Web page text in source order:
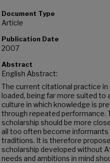
Document Type
Article
Publication Date
2007
Abstract
English Abstract:
The current citational practice
loaded, being far more suited to
culture in which knowledge is
through repeated performance.
scholarship should be more
all too often become
traditions. It is therefore
scholarship developed without
needs and ambitions in mind